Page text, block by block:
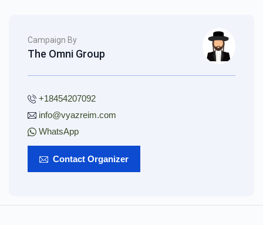
Campaign By
The Omni Group
+18454207092
info@vyazreim.com
WhatsApp
Contact Organizer